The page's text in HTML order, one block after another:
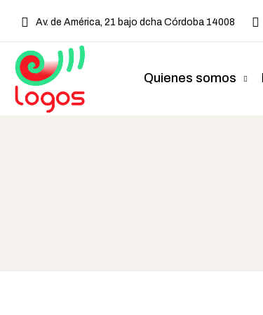
Av. de América, 21 bajo dcha Córdoba 14008
Quienes somos